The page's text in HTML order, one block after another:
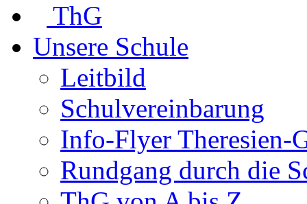
ThG
Unsere Schule
Leitbild
Schulvereinbarung
Info-Flyer Theresien-
Rundgang durch die